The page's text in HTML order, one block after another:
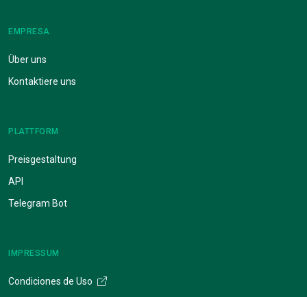
EMPRESA
Über uns
Kontaktiere uns
PLATTFORM
Preisgestaltung
API
Telegram Bot
IMPRESSUM
Condiciones de Uso